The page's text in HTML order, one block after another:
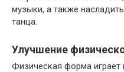
музыки, а также
танца.
Улучшение
Физическая форма играет